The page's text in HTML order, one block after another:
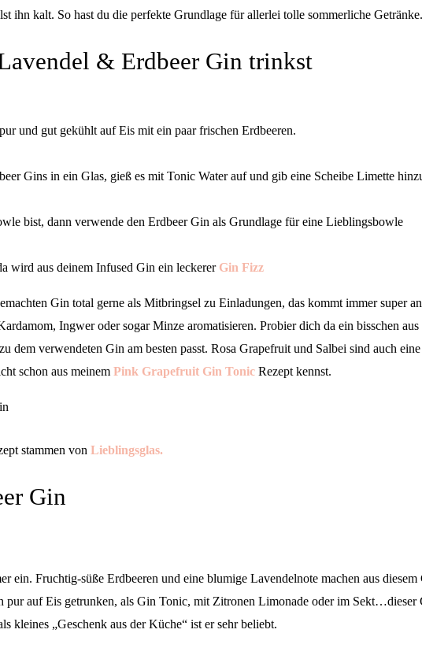
ihn kalt. So hast du die perfekte Grundlage für allerlei tolle sommerliche Getränke.
& Erdbeer Gin trinkst
und gut gekühlt auf Eis mit ein paar frischen Erdbeeren.
Gins in ein Glas, gieß es mit Tonic Water auf und gib eine Scheibe Limette
bist, dann verwende den Erdbeer Gin als Grundlage für eine Lieblingsbowle
wird aus deinem Infused Gin ein leckererGin Fizz
Gin total gerne als Mitbringsel zu Einladungen, das kommt immer super
Ingwer oder sogar Minze aromatisieren. Probier dich da ein bisschen
dem verwendeten Gin am besten passt. Rosa Grapefruit und Salbei sind auch
schon aus meinem Pink Grapefruit Gin Tonic Rezept kennst.
stammen von Lieblingsglas.
Gin
ein. Fruchtig-süße Erdbeeren und eine blumige Lavendelnote machen aus diesem
pur auf Eis getrunken, als Gin Tonic, mit Zitronen Limonade oder im Sekt…dieser
kleines „Geschenk aus der Küche“ ist er sehr beliebt.